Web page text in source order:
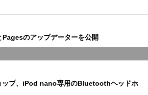
のアップデーターを公開
ップ、iPod nano専用のBluetoothヘッドホ